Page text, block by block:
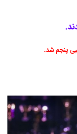
پنجم شد.